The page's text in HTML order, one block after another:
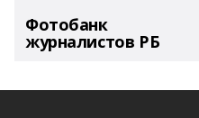
Фотобанк
журналистов РБ